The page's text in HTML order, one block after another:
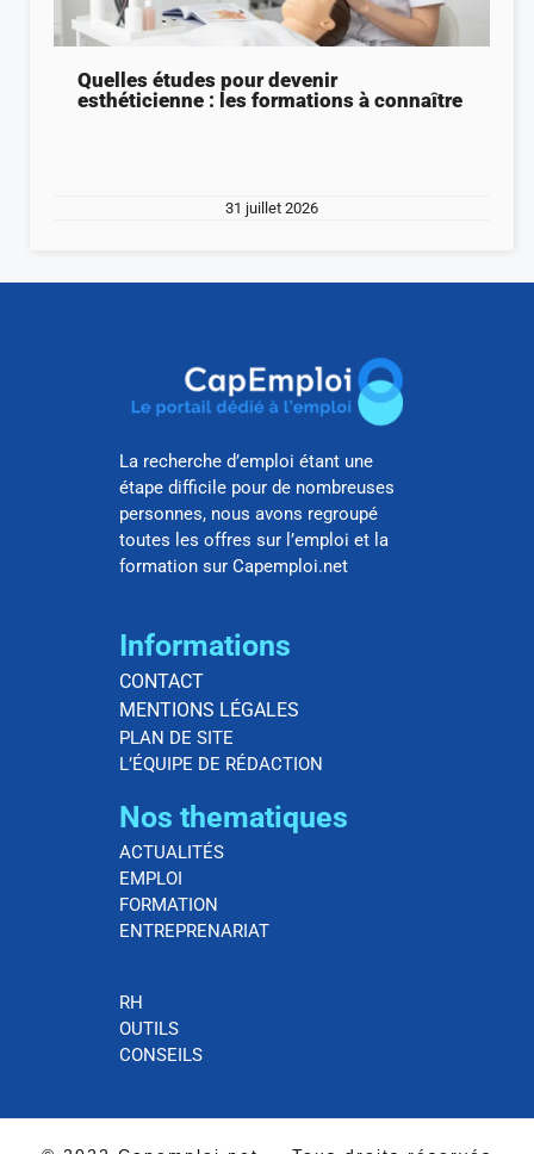
Quelles études pour devenir
esthéticienne : les formations à connaître
31 juillet 2026
La recherche d’emploi étant une
étape difficile pour de nombreuses
personnes, nous avons regroupé
toutes les offres sur l’emploi et la
formation sur Capemploi.net
Informations
CONTACT
MENTIONS LÉGALES
PLAN DE SITE
L’ÉQUIPE DE RÉDACTION
Nos thematiques
ACTUALITÉS
EMPLOI
FORMATION
ENTREPRENARIAT
RH
OUTILS
CONSEILS